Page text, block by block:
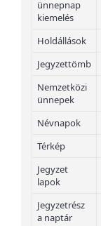
ünnepnap
kiemelés
Holdállások
Jegyzettömb
Nemzetközi
ünnepek
Névnapok
Térkép
Jegyzet
lapok
Jegyzetrész
a naptár